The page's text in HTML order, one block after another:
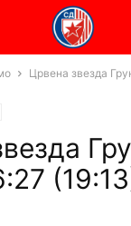
Црвена звезда